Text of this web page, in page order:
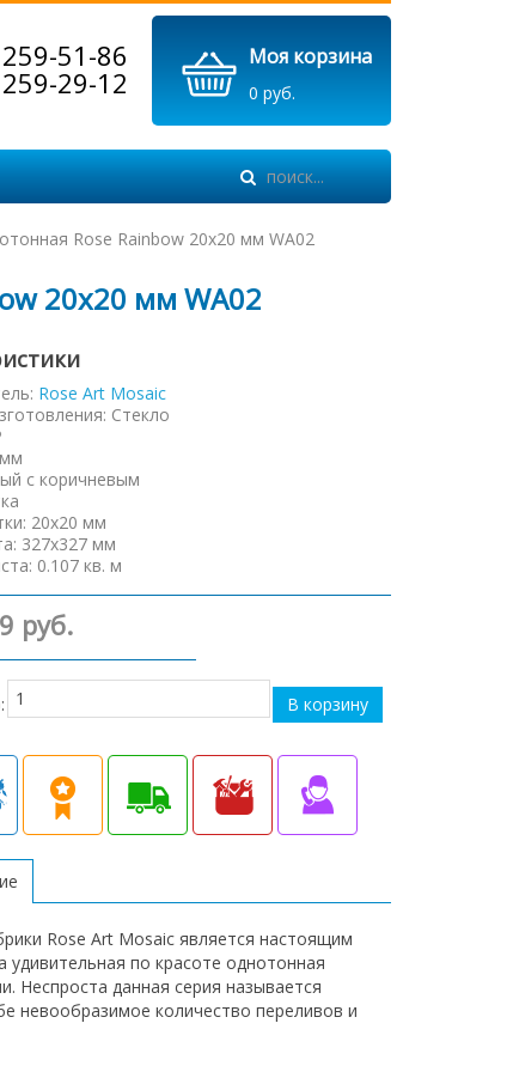
Моя корзина
0 руб.
51-86
29-12
Rose Rainbow 20х20 мм WA02
20х20 мм WA02
Rose Art Mosaic
: Стекло
с коричневым
: 20х20 мм
: 327х327 мм
: 0.107 кв. м
руб.
Rose Art Mosaic является настоящим
удивительная по красоте однотонная
Неспроста данная серия называется
невообразимое количество переливов и